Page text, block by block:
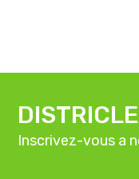
Inscrivez-vous a